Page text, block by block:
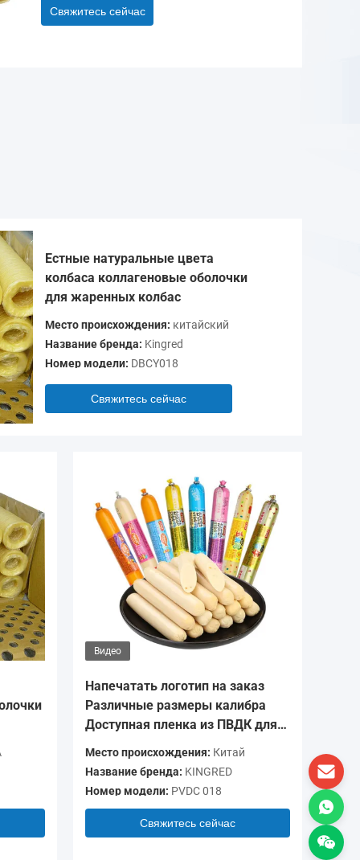
Свяжитесь сейчас
Естные натуральные цвета
колбаса коллагеновые оболочки
для жаренных колбас
Место происхождения: китайский
Название бренда: Kingred
Номер модели: DBCY018
Свяжитесь сейчас
Видео
Напечатать логотип на заказ
Различные размеры калибра
Доступная пленка из ПВДК для
Место происхождения: Китай
Название бренда: KINGRED
Номер модели: PVDC 018
Свяжитесь сейчас
Место
Номер